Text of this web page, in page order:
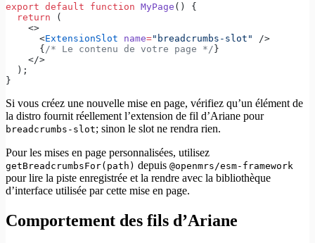
export default function MyPage () {
  return
(
    <>
      <
ExtensionSlot name="breadcrumbs-slot"
/>
      {
/* Le contenu de votre page */}
    </>
  );
}
Si vous créez une nouvelle mise en page, vérifiez qu’un élément de
la distro fournit réellement l’extension de fil d’Ariane pour
breadcrumbs-slot; sinon le slot ne rendra rien.
Pour les mises en page personnalisées, utilisez
getBreadcrumbsFor(path) depuis @openmrs/esm-framework
pour lire la piste enregistrée et la rendre avec la bibliothèque
d’interface utilisée par cette mise en page.
Comportement des fils d’Ariane